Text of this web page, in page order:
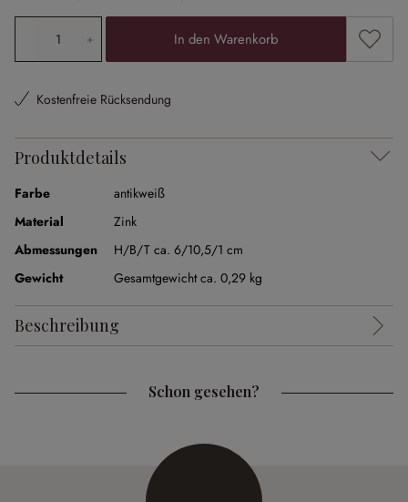
Produkt Anzahl: Gib den gewünschten Wert ein oder
In den Warenkorb Zum
Kostenfreie Rücksendung
Produktdetails
Farbe
antikweiß
Material
Zink
Abmessungen
H/B/T ca. 6/10,5/1 cm
Gewicht
Gesamtgewicht ca. 0,29 kg
Beschreibung
Schon gesehen?